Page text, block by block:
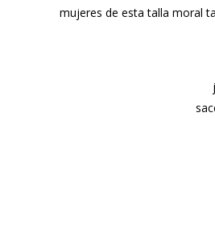
mujeres de esta talla moral